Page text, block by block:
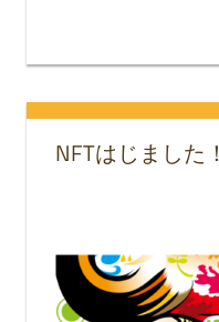
NFTはじました！